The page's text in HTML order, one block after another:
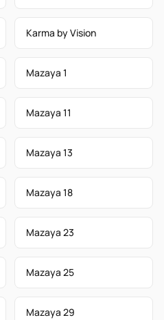
Karma by Vision
Mazaya 1
Mazaya 11
Mazaya 13
Mazaya 18
Mazaya 23
Mazaya 25
Mazaya 29